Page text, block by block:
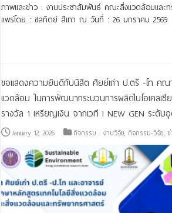
ภาพและข่าว : งานประชาสัมพันธ์ คณะสิ่งแวดล้อมแล
แพร่โดย : ชลทิตย์ สีเทา ณ วันที่ : 26 มกราคม 2569
ขอแสดงความยินดีกับนิสิต ศิยย์เก่า ป.ตรี -โท คณา
แวดล้อม ในการพัฒนากระบวนการผลิตไบโอเคลเซี
รางวัล 1 เหรียญเงิน จากเวที I NEW GEN ระดับ
January 12, 2026 กิจกรรม : งานวิจัย,กิจกรรม-วิจัย,